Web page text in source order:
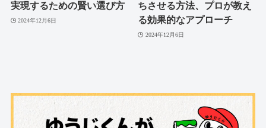
実現するための賢い選び方
2024年12月6日
ちさせる方法、プロが教え
る効果的なアプローチ
2024年12月6日